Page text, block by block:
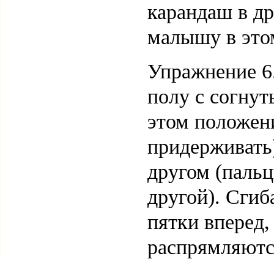
карандаш в
малышу в
Упражнение
полу с
этом
другом
другой).
пятки